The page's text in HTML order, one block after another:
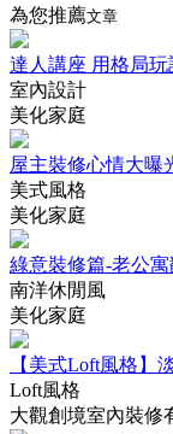
為您推薦文章
達人講座 用格局玩
室內設計
美化家庭
屋主裝修心情大曝
美式風格
美化家庭
綠意裝修篇-老公寓
南洋休閒風
美化家庭
【美式Loft風格】
Loft風格
大觀創境室內裝修